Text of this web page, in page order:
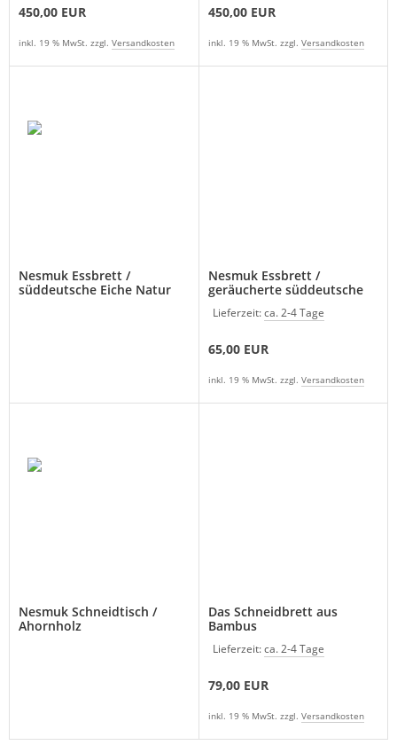
450,00 EUR
inkl. 19 % MwSt. zzgl. Versandkosten
450,00 EUR
inkl. 19 % MwSt. zzgl. Versandkosten
Nesmuk Essbrett /
süddeutsche Eiche Natur
Nesmuk Essbrett /
geräucherte süddeutsche
Lieferzeit:ca. 2-4 Tage
65,00 EUR
inkl. 19 % MwSt. zzgl. Versandkosten
Nesmuk Schneidtisch /
Ahornholz
Das Schneidbrett aus
Bambus
Lieferzeit:ca. 2-4 Tage
79,00 EUR
inkl. 19 % MwSt. zzgl. Versandkosten